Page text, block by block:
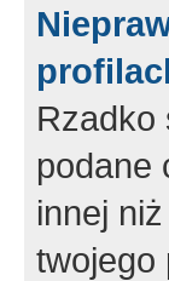
Rzadko
podane
innej
twojego